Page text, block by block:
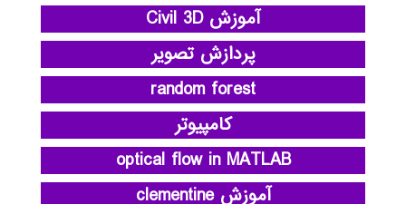
آموزش Civil 3D
پردازش تصویر
random forest
کامپیوتر
optical flow in MATLAB
آموزش clementine